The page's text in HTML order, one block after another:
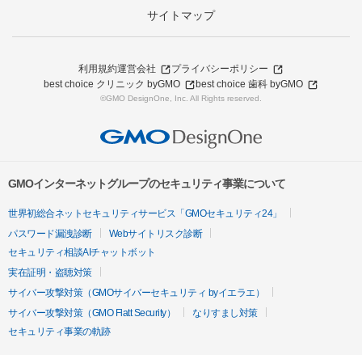
サイトマップ
利用規約運営会社
プライバシーポリシー
best choice クリニック byGMO
best choice 歯科 byGMO
©GMO DesignOne, Inc. All Rights reserved.
GMOインターネットグループのセキュリティ事業について
世界初総合ネットセキュリティサービス「GMOセキュリティ24」
パスワード漏洩診断
Webサイトリスク診断
セキュリティ相談AIチャットボット
実在証明・盗聴対策
サイバー攻撃対策（GMOサイバーセキュリティ byイエラエ）
サイバー攻撃対策（GMO Flatt Security）
なりすまし対策
セキュリティ事業の軌跡